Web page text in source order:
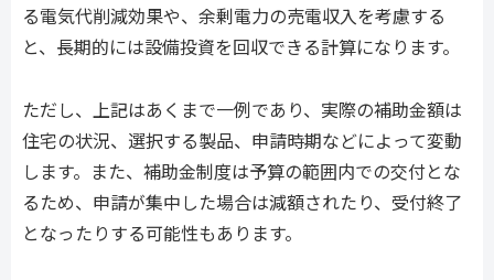
る電気代削減効果や、余剰電力の売電収入を考慮する
と、長期的には設備投資を回収できる計算になります。
ただし、上記はあくまで一例であり、実際の補助金額は
住宅の状況、選択する製品、申請時期などによって変動
します。また、補助金制度は予算の範囲内での交付とな
るため、申請が集中した場合は減額されたり、受付終了
となったりする可能性もあります。